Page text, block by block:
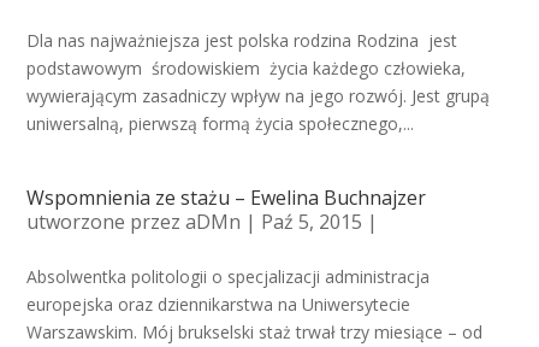
Dla nas najważniejsza jest polska rodzina Rodzina jest
podstawowym środowiskiem życia każdego człowieka,
wywierającym zasadniczy wpływ na jego rozwój. Jest grupą
uniwersalną, pierwszą formą życia społecznego,...
Wspomnienia ze stażu – Ewelina Buchnajzer
utworzone przezaDMn | Paź 5, 2015 |
Absolwentka politologii o specjalizacji administracja
europejska oraz dziennikarstwa na Uniwersytecie
Warszawskim. Mój brukselski staż trwał trzy miesiące – od